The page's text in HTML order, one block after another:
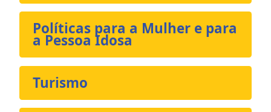
Políticas para a Mulher e para
a Pessoa Idosa
Turismo